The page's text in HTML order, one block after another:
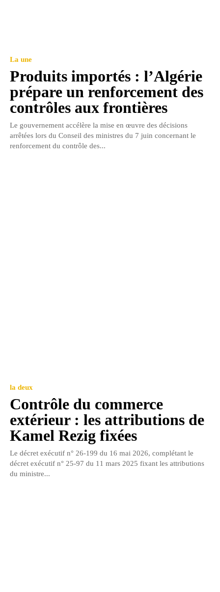
La une
Produits importés : l’Algérie
prépare un renforcement des
contrôles aux frontières
Le gouvernement accélère la mise en œuvre des décisions
arrêtées lors du Conseil des ministres du 7 juin concernant le
renforcement du contrôle des...
la deux
Contrôle du commerce
extérieur : les attributions de
Kamel Rezig fixées
Le décret exécutif n° 26-199 du 16 mai 2026, complétant le
décret exécutif n° 25-97 du 11 mars 2025 fixant les attributions
du ministre...